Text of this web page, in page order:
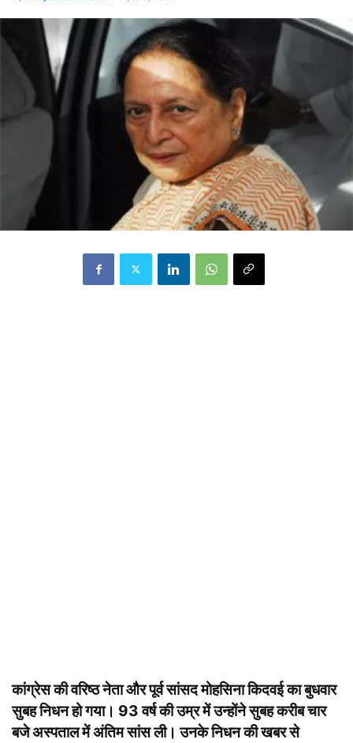
कांग्रेस की वरिष्ठ नेता और पूर्व सांसद मोहसिना किदवई का बुधवार
सुबह निधन हो गया। 93 वर्ष की उम्र में उन्होंने सुबह करीब चार
बजे अस्पताल में अंतिम सांस ली। उनके निधन की खबर से